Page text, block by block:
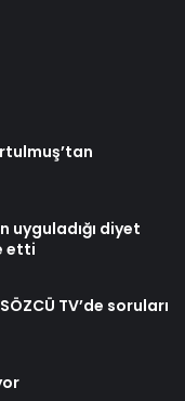
uyguladığı diyet
etti
TV’de soruları